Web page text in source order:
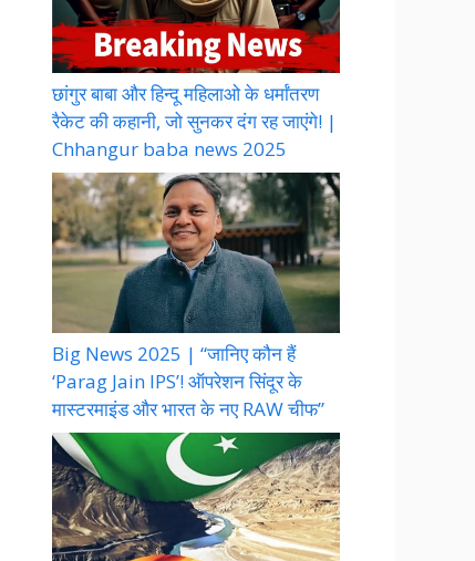
छांगुर बाबा और हिन्दू महिलाओ के धर्मांतरण
रैकेट की कहानी, जो सुनकर दंग रह जाएंगे! |
Chhangur baba news 2025
Big News 2025 | “जानिए कौन हैं
‘Parag Jain IPS’! ऑपरेशन सिंदूर के
मास्टरमाइंड और भारत के नए RAW चीफ”